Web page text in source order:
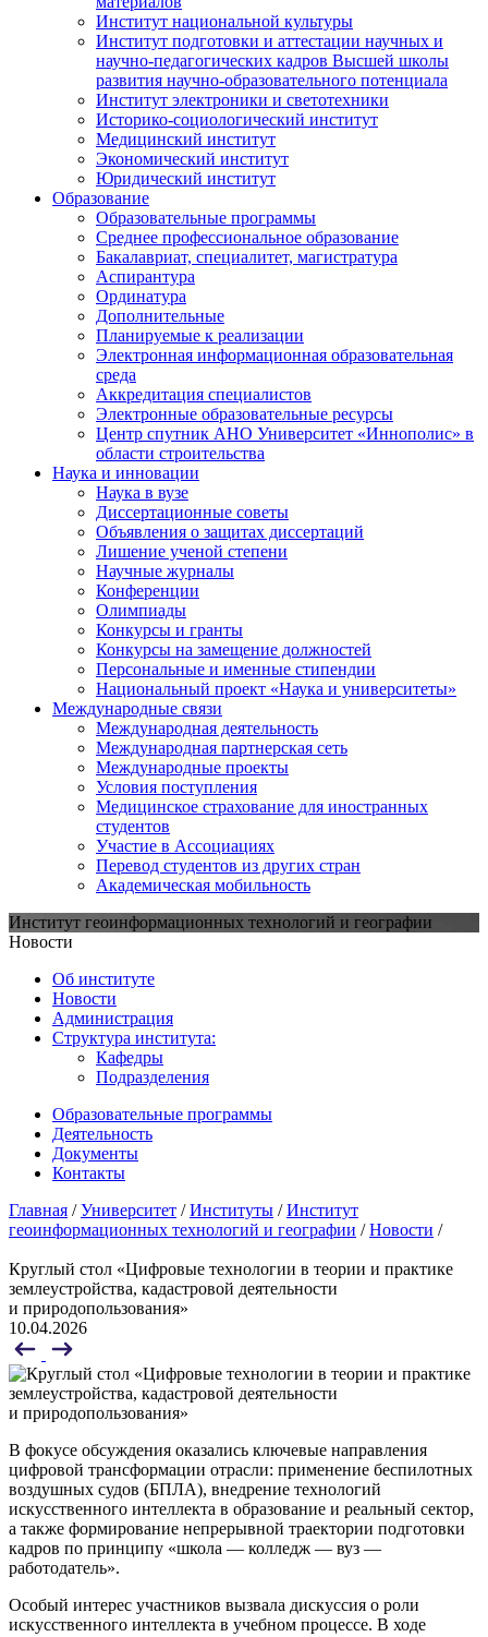
Институт национальной культуры
Институт подготовки и аттестации научных и
научно-педагогических кадров Высшей школы
развития научно-образовательного потенциала
Институт электроники и светотехники
Историко-социологический институт
Медицинский институт
Экономический институт
Юридический институт
Образование
Образовательные программы
Среднее профессиональное образование
Бакалавриат, специалитет, магистратура
Аспирантура
Ординатура
Дополнительные
Планируемые к реализации
Электронная информационная образовательная
среда
Аккредитация специалистов
Электронные образовательные ресурсы
Центр спутник АНО Университет «Иннополис» в
области строительства
Наука и инновации
Наука в вузе
Диссертационные советы
Объявления о защитах диссертаций
Лишение ученой степени
Научные журналы
Конференции
Олимпиады
Конкурсы и гранты
Конкурсы на замещение должностей
Персональные и именные стипендии
Национальный проект «Наука и университеты»
Международные связи
Международная деятельность
Международная партнерская сеть
Международные проекты
Условия поступления
Медицинское страхование для иностранных
студентов
Участие в Ассоциациях
Перевод студентов из других стран
Академическая мобильность
Институт геоинформационных технологий и географии
Новости
Об институте
Новости
Администрация
Структура института:
Кафедры
Подразделения
Образовательные программы
Деятельность
Документы
Контакты
Главная /Университет /Институты /Институт
геоинформационных технологий и географии /Новости /
Круглый стол «Цифровые технологии в теории и практике
землеустройства, кадастровой деятельности
и природопользования»
10.04.2026
В фокусе обсуждения оказались ключевые направления
цифровой трансформации отрасли: применение беспилотных
воздушных судов (БПЛА), внедрение технологий
искусственного интеллекта в образование и реальный сектор,
а также формирование непрерывной траектории подготовки
кадров по принципу «школа — колледж — вуз —
работодатель».
Особый интерес участников вызвала дискуссия о роли
искусственного интеллекта в учебном процессе. В ходе